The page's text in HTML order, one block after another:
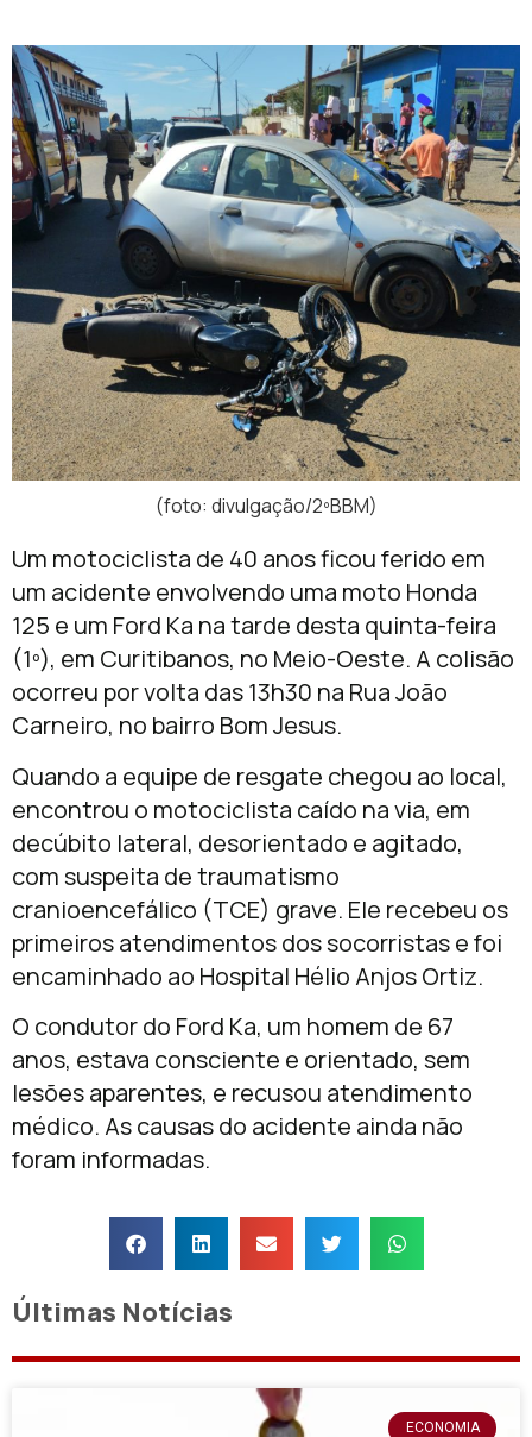
(foto: divulgação/2ºBBM)
Um motociclista de 40 anos ficou ferido em
um acidente envolvendo uma moto Honda
125 e um Ford Ka na tarde desta quinta-feira
(1º), em Curitibanos, no Meio-Oeste. A colisão
ocorreu por volta das 13h30 na Rua João
Carneiro, no bairro Bom Jesus.
Quando a equipe de resgate chegou ao local,
encontrou o motociclista caído na via, em
decúbito lateral, desorientado e agitado,
com suspeita de traumatismo
cranioencefálico (TCE) grave. Ele recebeu os
primeiros atendimentos dos socorristas e foi
encaminhado ao Hospital Hélio Anjos Ortiz.
O condutor do Ford Ka, um homem de 67
anos, estava consciente e orientado, sem
lesões aparentes, e recusou atendimento
médico. As causas do acidente ainda não
foram informadas.
Últimas Notícias
ECONOMIA